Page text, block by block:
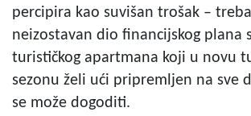
percipira kao suvišan trošak –
neizostavan dio financijskog plana
turističkog apartmana koji u novu
sezonu želi ući pripremljen na sve
se može dogoditi.